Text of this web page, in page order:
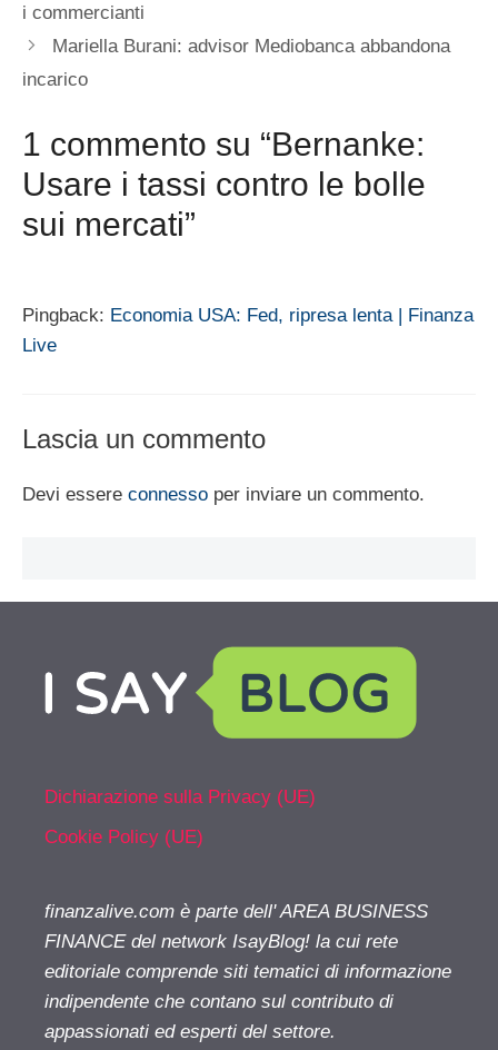
i commercianti
Mariella Burani: advisor Mediobanca abbandona
incarico
1 commento su “Bernanke:
Usare i tassi contro le bolle
sui mercati”
Pingback: Economia USA: Fed, ripresa lenta | Finanza
Live
Lascia un commento
Devi essere connesso per inviare un commento.
Dichiarazione sulla Privacy (UE)
Cookie Policy (UE)
finanzalive.com è parte dell' AREA BUSINESS
FINANCE del network IsayBlog! la cui rete
editoriale comprende siti tematici di informazione
indipendente che contano sul contributo di
appassionati ed esperti del settore.